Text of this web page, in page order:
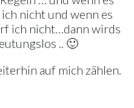
nicht und wenn es
ich nicht…dann wirds
.. 🙂
auf mich zählen.